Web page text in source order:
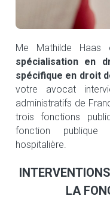
Me Mathilde Haas
spécialisation en
spécifique en droit
votre avocat
administratifs de
trois fonctions
fonction publique
hospitalière.
LA